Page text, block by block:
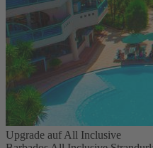
Upgrade auf All Inclusive